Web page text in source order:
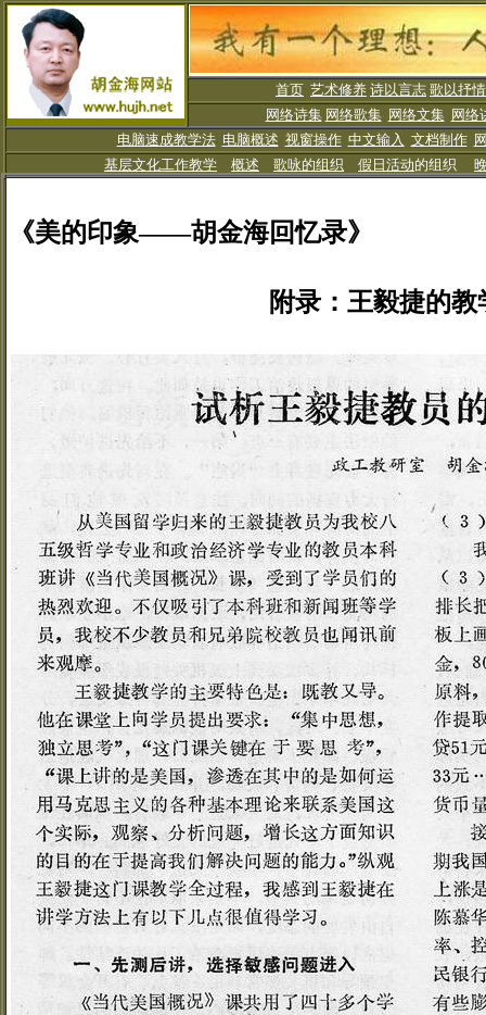
首页 艺术修养 诗以言志 歌以抒情
网络诗集 网络歌集 网络文集 网络
电脑速成教学法 电脑概述 视窗操作 中文输入 文档制作
基层文化工作教学
概述 歌咏的组织 假日活动的组织
《美的印象——胡金海回忆录》
附录：王毅捷的教